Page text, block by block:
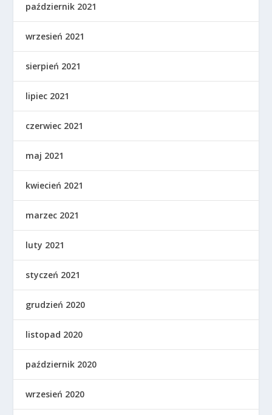
październik 2021
wrzesień 2021
sierpień 2021
lipiec 2021
czerwiec 2021
maj 2021
kwiecień 2021
marzec 2021
luty 2021
styczeń 2021
grudzień 2020
listopad 2020
październik 2020
wrzesień 2020